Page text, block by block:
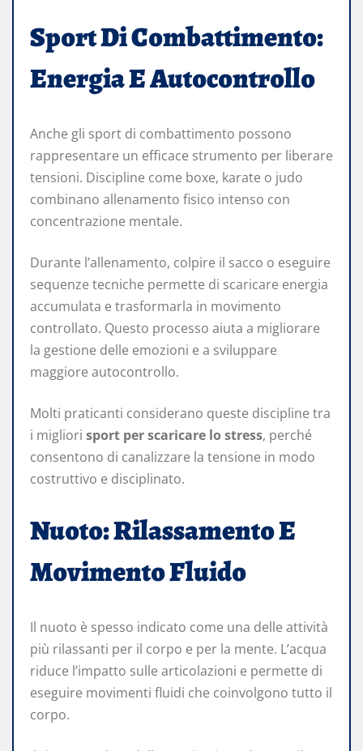
Sport Di Combattimento:
Energia E Autocontrollo
Anche gli sport di combattimento possono
rappresentare un efficace strumento per liberare
tensioni. Discipline come boxe, karate o judo
combinano allenamento fisico intenso con
concentrazione mentale.
Durante l’allenamento, colpire il sacco o eseguire
sequenze tecniche permette di scaricare energia
accumulata e trasformarla in movimento
controllato. Questo processo aiuta a migliorare
la gestione delle emozioni e a sviluppare
maggiore autocontrollo.
Molti praticanti considerano queste discipline tra
i migliori sport per scaricare lo stress, perché
consentono di canalizzare la tensione in modo
costruttivo e disciplinato.
Nuoto: Rilassamento E
Movimento Fluido
Il nuoto è spesso indicato come una delle attività
più rilassanti per il corpo e per la mente. L’acqua
riduce l’impatto sulle articolazioni e permette di
eseguire movimenti fluidi che coinvolgono tutto il
corpo.